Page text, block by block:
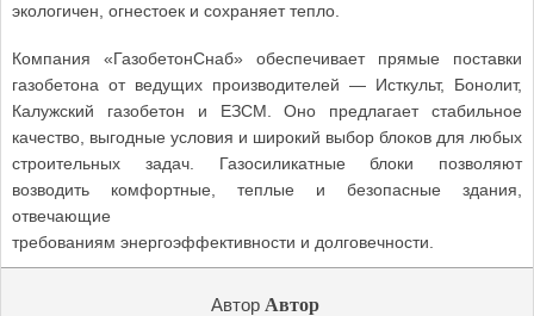
экологичен, огнестоек и сохраняет тепло.
Компания «ГазобетонСнаб» обеспечивает прямые поставки
газобетона от ведущих производителей — Исткульт, Бонолит,
Калужский газобетон и ЕЗСМ. Оно предлагает стабильное
качество, выгодные условия и широкий выбор блоков для любых
строительных задач. Газосиликатные блоки позволяют
возводить комфортные, теплые и безопасные здания,
отвечающие
требованиям энергоэффективности и долговечности.
Автор Автор